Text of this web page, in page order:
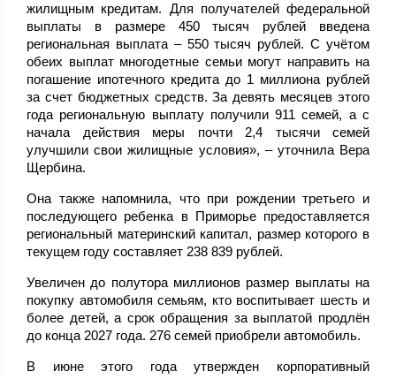
жилищным кредитам. Для получателей федеральной
выплаты в размере 450 тысяч рублей введена
региональная выплата – 550 тысяч рублей. С учётом
обеих выплат многодетные семьи могут направить на
погашение ипотечного кредита до 1 миллиона рублей
за счет бюджетных средств. За девять месяцев этого
года региональную выплату получили 911 семей, а с
начала действия меры почти 2,4 тысячи семей
улучшили свои жилищные условия», – уточнила Вера
Щербина.
Она также напомнила, что при рождении третьего и
последующего ребенка в Приморье предоставляется
региональный материнский капитал, размер которого в
текущем году составляет 238 839 рублей.
Увеличен до полутора миллионов размер выплаты на
покупку автомобиля семьям, кто воспитывает шесть и
более детей, а срок обращения за выплатой продлён
до конца 2027 года. 276 семей приобрели автомобиль.
В июне этого года утвержден корпоративный